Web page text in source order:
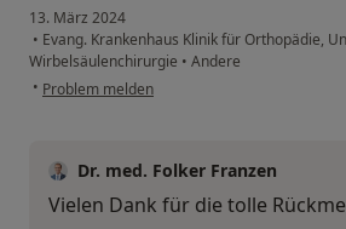
13. März 2024
• Evang. Krankenhaus Klinik für Orthopädie,
Wirbelsäulenchirurgie • Andere
• Problem melden
Dr. med. Folker Franzen
Vielen Dank für die tolle